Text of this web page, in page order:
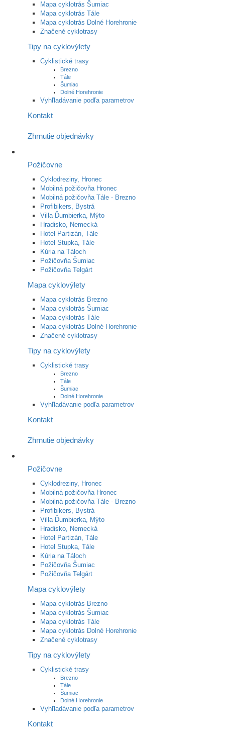
Mapa cyklotrás Šumiac
Mapa cyklotrás Tále
Mapa cyklotrás Dolné Horehronie
Značené cyklotrasy
Tipy na cyklovýlety
Cyklistické trasy
Brezno
Tále
Šumiac
Dolné Horehronie
Vyhľladávanie podľa parametrov
Kontakt
Zhrnutie objednávky
Požičovne
Cyklodreziny, Hronec
Mobilná požičovňa Hronec
Mobilná požičovňa Tále - Brezno
Profibikers, Bystrá
Villa Ďumbierka, Mýto
Hradisko, Nemecká
Hotel Partizán, Tále
Hotel Stupka, Tále
Kúria na Táloch
Požičovňa Šumiac
Požičovňa Telgárt
Mapa cyklovýlety
Mapa cyklotrás Brezno
Mapa cyklotrás Šumiac
Mapa cyklotrás Tále
Mapa cyklotrás Dolné Horehronie
Značené cyklotrasy
Tipy na cyklovýlety
Cyklistické trasy
Brezno
Tále
Šumiac
Dolné Horehronie
Vyhľladávanie podľa parametrov
Kontakt
Zhrnutie objednávky
Požičovne
Cyklodreziny, Hronec
Mobilná požičovňa Hronec
Mobilná požičovňa Tále - Brezno
Profibikers, Bystrá
Villa Ďumbierka, Mýto
Hradisko, Nemecká
Hotel Partizán, Tále
Hotel Stupka, Tále
Kúria na Táloch
Požičovňa Šumiac
Požičovňa Telgárt
Mapa cyklovýlety
Mapa cyklotrás Brezno
Mapa cyklotrás Šumiac
Mapa cyklotrás Tále
Mapa cyklotrás Dolné Horehronie
Značené cyklotrasy
Tipy na cyklovýlety
Cyklistické trasy
Brezno
Tále
Šumiac
Dolné Horehronie
Vyhľladávanie podľa parametrov
Kontakt